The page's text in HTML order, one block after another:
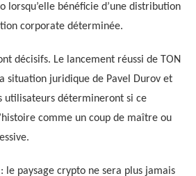
lorsqu’elle bénéficie d’une distribution
corporate déterminée.
décisifs. Le lancement réussi de TON
situation juridique de Pavel Durov et
utilisateurs détermineront si ce
comme un coup de maître ou
le paysage crypto ne sera plus jamais